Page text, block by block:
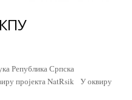
Република Српска
пројекта NatRsik У оквиру